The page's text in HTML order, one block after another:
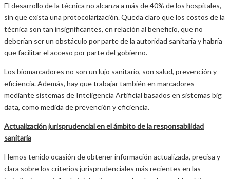
El desarrollo de la técnica no alcanza a más de 40% de los hospitales,
sin que exista una protocolarización. Queda claro que los costos de la
técnica son tan insignificantes, en relación al beneficio, que no
deberían ser un obstáculo por parte de la autoridad sanitaria y habría
que facilitar el acceso por parte del gobierno.
Los biomarcadores no son un lujo sanitario, son salud, prevención y
eficiencia. Además, hay que trabajar también en marcadores
mediante sistemas de Inteligencia Artificial basados en sistemas big
data, como medida de prevención y eficiencia.
Actualización jurisprudencial en el ámbito de la responsabilidad
sanitaria
Hemos tenido ocasión de obtener información actualizada, precisa y
clara sobre los criterios jurisprudenciales más recientes en las